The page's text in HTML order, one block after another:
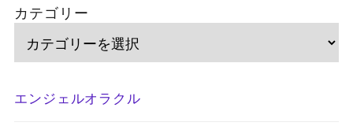
カテゴリー
エンジェルオラクル